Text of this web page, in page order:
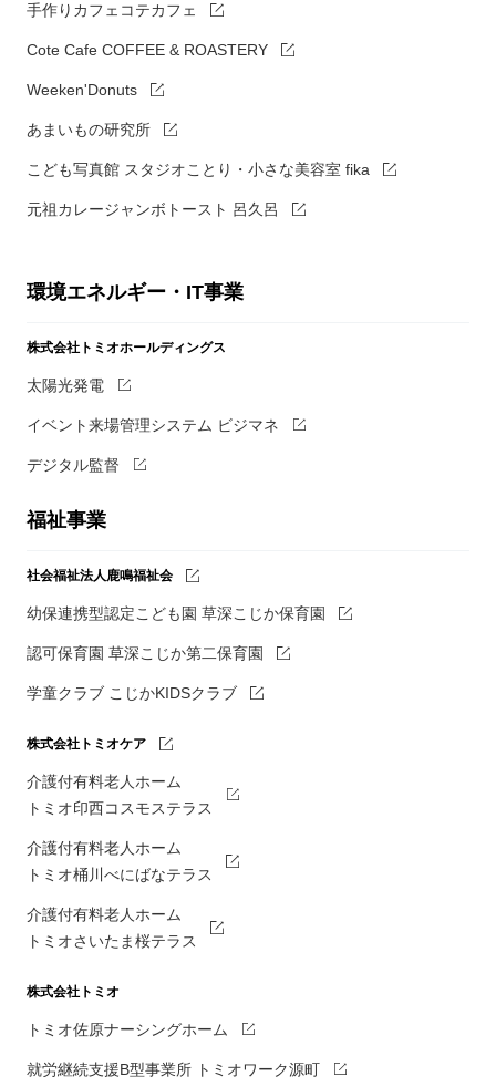
手作りカフェコテカフェ
Cote Cafe COFFEE & ROASTERY
Weeken'Donuts
あまいもの研究所
こども写真館 スタジオことり・小さな美容室 fika
元祖カレージャンボトースト 呂久呂
環境エネルギー・IT事業
株式会社トミオホールディングス
太陽光発電
イベント来場管理システム ビジマネ
デジタル監督
福祉事業
社会福祉法人鹿鳴福祉会
幼保連携型認定こども園 草深こじか保育園
認可保育園 草深こじか第二保育園
学童クラブ こじかKIDSクラブ
株式会社トミオケア
介護付有料老人ホーム
トミオ印西コスモステラス
介護付有料老人ホーム
トミオ桶川べにばなテラス
介護付有料老人ホーム
トミオさいたま桜テラス
株式会社トミオ
トミオ佐原ナーシングホーム
就労継続支援B型事業所 トミオワーク源町